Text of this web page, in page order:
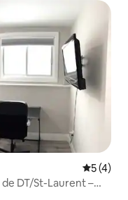
5 de
5 (4)
DT/St-Laurent –